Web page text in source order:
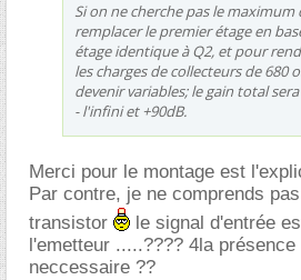
Si on ne cherche pas le
remplacer le premier étage en
étage identique à Q2, et pour
les charges de collecteurs de 680
devenir variables; le gain total
- l'infini et +90dB.
Merci pour le montage est
Par contre, je ne comprends
transistor
le signal d'entrée
l'emetteur .....???? 4la
neccessaire ??